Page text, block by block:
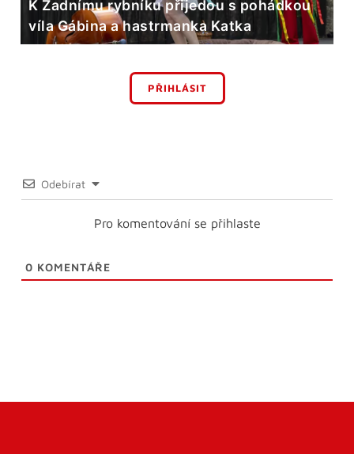
K Zadnímu rybníku přijedou s pohádkou
víla Gábina a hastrmanka Katka
PŘIHLÁSIT
Odebírat
Pro komentování se přihlaste
0 KOMENTÁŘE